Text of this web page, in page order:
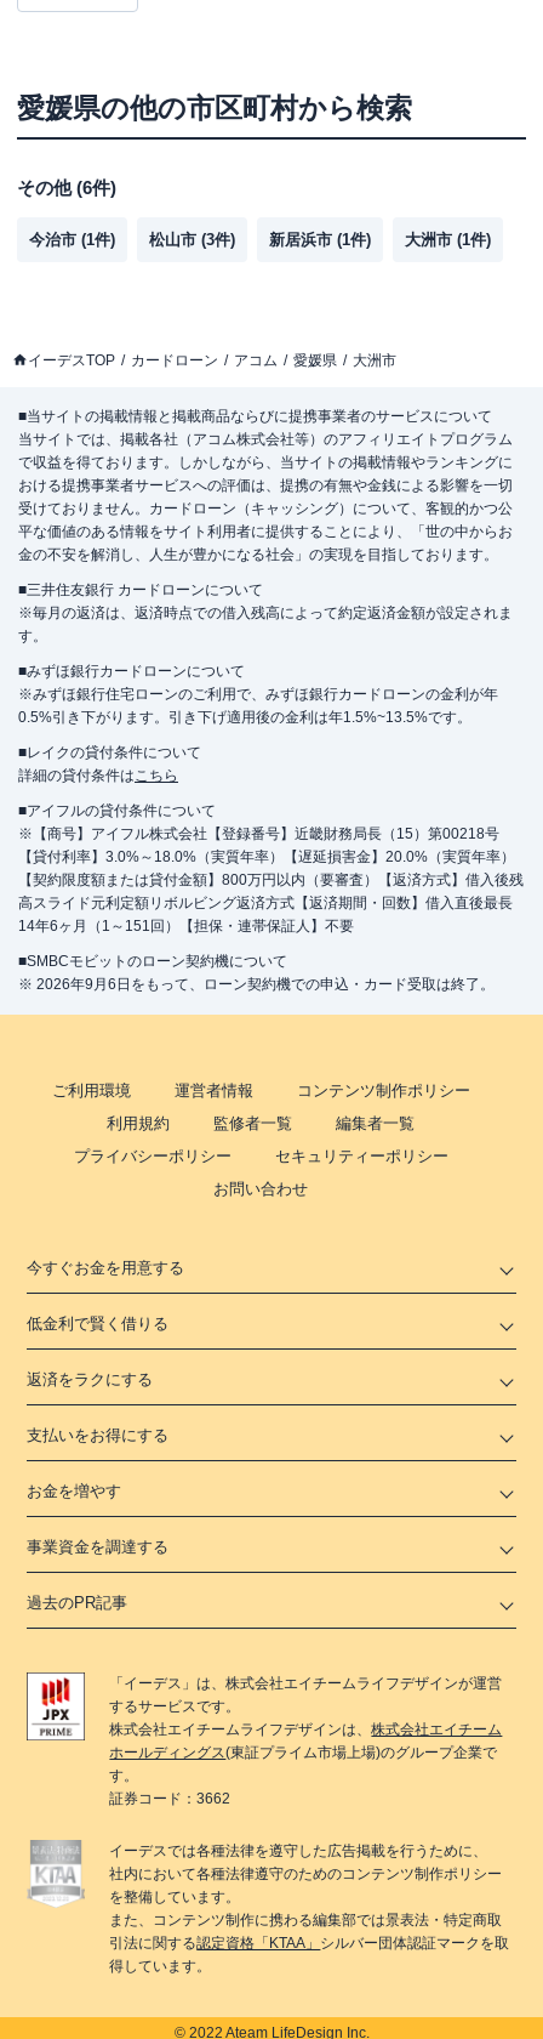
愛媛県の他の市区町村から検索
その他(6件)
今治市 (1件) 松山市 (3件) 新居浜市 (1件) 大洲市 (1件)
イーデスTOP カードローン アコム 愛媛県 大洲市
■当サイトの掲載情報と掲載商品ならびに提携事業者のサービスについて
当サイトでは、掲載各社（アコム株式会社等）のアフィリエイトプログラム
で収益を得ております。しかしながら、当サイトの掲載情報やランキングに
おける提携事業者サービスへの評価は、提携の有無や金銭による影響を一切
受けておりません。カードローン（キャッシング）について、客観的かつ公
平な価値のある情報をサイト利用者に提供することにより、「世の中からお
金の不安を解消し、人生が豊かになる社会」の実現を目指しております。
■三井住友銀行 カードローンについて
※毎月の返済は、返済時点での借入残高によって約定返済金額が設定されま
す。
■みずほ銀行カードローンについて
※みずほ銀行住宅ローンのご利用で、みずほ銀行カードローンの金利が年
0.5%引き下がります。引き下げ適用後の金利は年1.5%~13.5%です。
■レイクの貸付条件について
詳細の貸付条件はこちら
■アイフルの貸付条件について
※【商号】アイフル株式会社【登録番号】近畿財務局長（15）第00218号
【貸付利率】3.0%～18.0%（実質年率）【遅延損害金】20.0%（実質年率）
【契約限度額または貸付金額】800万円以内（要審査）【返済方式】借入後残
高スライド元利定額リボルビング返済方式【返済期間・回数】借入直後最長
14年6ヶ月（1～151回）【担保・連帯保証人】不要
■SMBCモビットのローン契約機について
※ 2026年9月6日をもって、ローン契約機での申込・カード受取は終了。
ご利用環境 運営者情報
コンテンツ制作ポリシー
利用規約
監修者一覧
編集者一覧
プライバシーポリシー
セキュリティーポリシー
お問い合わせ
今すぐお金を用意する
低金利で賢く借りる
返済をラクにする
支払いをお得にする
お金を増やす
事業資金を調達する
過去のPR記事
「 イーデス 」は、株式会社エイチームライフデザインが運営
するサービスです。
株式会社エイチームライフデザインは、株式会社エイチーム
ホールディングス(東証プライム市場上場)のグループ企業で
す。
証券コード：3662
イーデスでは各種法律を遵守した広告掲載を行うために、
社内において各種法律遵守のためのコンテンツ制作ポリシー
を整備しています。
また、コンテンツ制作に携わる編集部では景表法・特定商取
引法に関する認定資格「KTAA」 シルバー団体認証マークを取
得しています。
© 2022 Ateam LifeDesign Inc.